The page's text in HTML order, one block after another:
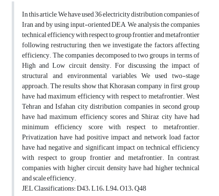
In this article, We have used 36 electricity distribution companies of
Iran and by using input-oriented DEA, We analysis the companies
technical efficiency with respect to group frontier and metafrontier
following restructuring, then we investigate the factors affecting
efficiency. The companies decomposed to two groups in terms of
High and Low circuit density. For discussing the impact of
structural and environmental variables, We used two-stage
approach. The results show that Khorasan company in first group
have had maximum efficiency with respect to metafrontier. West
Tehran and Isfahan city distribution companies in second group
have had maximum efficiency scores and Shiraz city have had
minimum efficiency score with respect to metafrontier.
Privatization have had positive impact and network load factor
have had negative and significant impact on technical efficiency
with respect to group frontier and metafrontier. In contrast,
companies with higher circuit density have had higher technical
and scale efficiency.
JEL Classifications: D43، L16، L94، O13، Q48